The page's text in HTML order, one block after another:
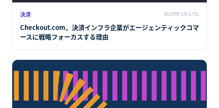
決済 2026年1月17日
Checkout.com、決済インフラ企業がエージェンティックコマ
ースに戦略フォーカスする理由